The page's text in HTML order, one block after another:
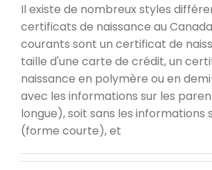
Il existe de nombreux styles
certificats de naissance au
courants sont un certificat de
taille d'une carte de crédit, un
naissance en polymère ou en
avec les informations sur les
longue), soit sans les informations
(forme courte), et